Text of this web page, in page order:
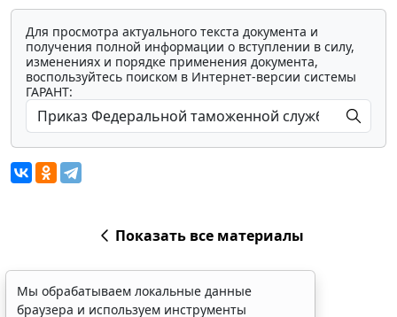
Для просмотра актуального текста документа и
получения полной информации о вступлении в силу,
изменениях и порядке применения документа,
воспользуйтесь поиском в Интернет-версии системы
ГАРАНТ:
Показать все материалы
Мы обрабатываем локальные данные
браузера и используем инструменты